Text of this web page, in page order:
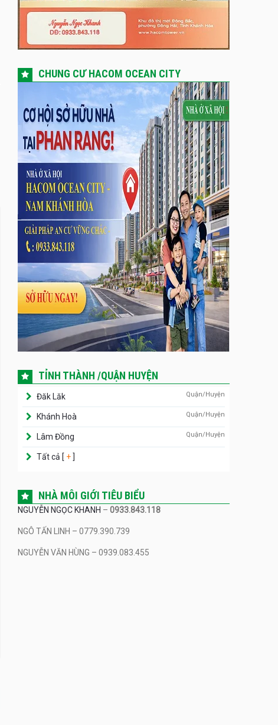
CHUNG CƯ HACOM OCEAN CITY
TỈNH THÀNH /QUẬN HUYỆN
Đăk Lăk Quận/Huyện
Khánh Hoà Quận/Huyện
Lâm Đồng Quận/Huyện
Tất cả [ +]
NHÀ MÔI GIỚI TIÊU BIỂU
NGUYỄN NGỌC KHANH –0933.843.118
NGÔ TẤN LINH – 0779.390.739
NGUYỄN VĂN HÙNG – 0939.083.455